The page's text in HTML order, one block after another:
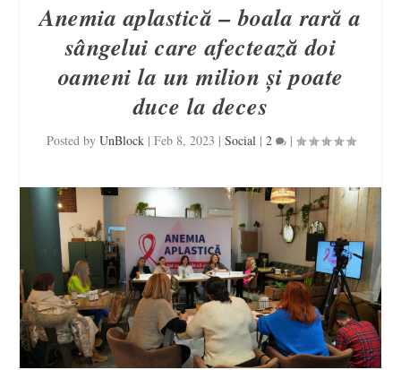
Anemia aplastică – boala rară a
sângelui care afectează doi
oameni la un milion și poate
duce la deces
Posted by UnBlock| Feb 8, 2023 | Social| 2 |